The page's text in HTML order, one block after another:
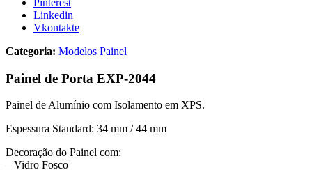
Linkedin
Vkontakte
Categoria: Modelos Painel
Painel de Porta EXP-2044
Painel de Alumínio com Isolamento em XPS.
Espessura Standard: 34 mm / 44 mm
Decoração do Painel com:
– Vidro Fosco